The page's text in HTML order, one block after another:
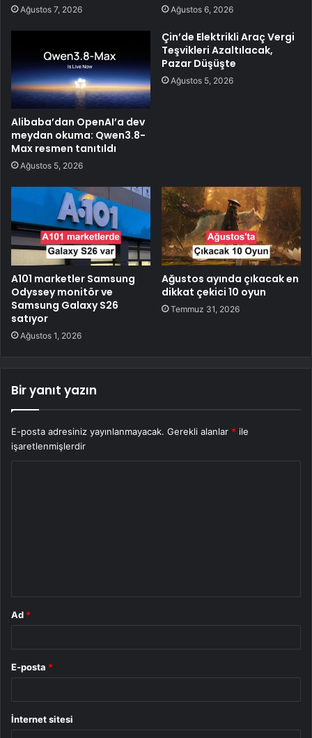
Ağustos 7, 2026 Ağustos 6, 2026
Alibaba’dan OpenAI’a dev
meydan okuma: Qwen3.8-
Max resmen tanıtıldı
Ağustos 5, 2026
Çin’de Elektrikli Araç Vergi
Teşvikleri Azaltılacak,
Pazar Düşüşte
Ağustos 5, 2026
A101 marketler Samsung
Odyssey monitör ve
Samsung Galaxy S26
satıyor
Ağustos 1, 2026
Ağustos ayında çıkacak en
dikkat çekici 10 oyun
Temmuz 31, 2026
Bir yanıt yazın
E-posta adresiniz yayınlanmayacak. Gerekli alanlar * ile
işaretlenmişlerdir
Ad *
E-posta *
İnternet sitesi